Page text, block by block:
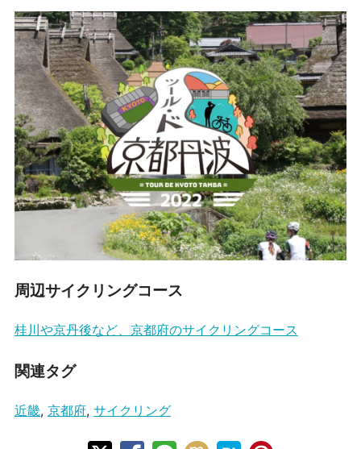
周辺サイクリングコース
桂川や京丹後など、京都府のサイクリングコース
関連タグ
近畿, 京都府, サイクリング